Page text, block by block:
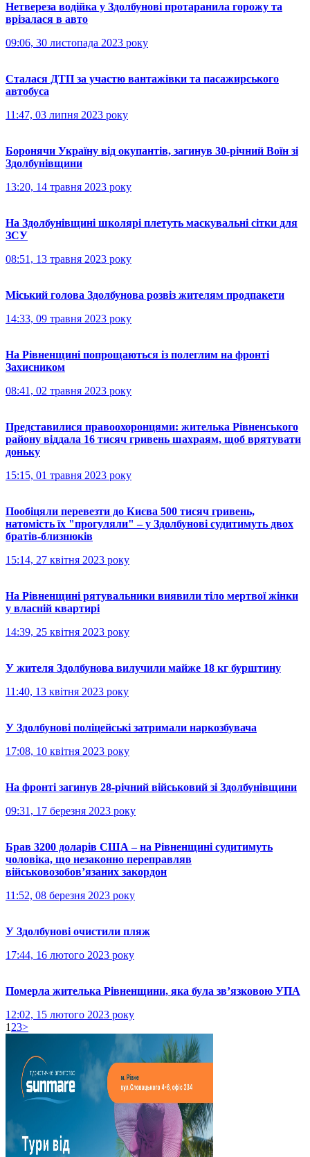
Нетвереза водійка у Здолбунові протаранила горожу та
врізалася в авто
09:06, 30 листопада 2023 року
Сталася ДТП за участю вантажівки та пасажирського
автобуса
11:47, 03 липня 2023 року
Боронячи Україну від окупантів, загинув 30-річний Воїн зі
Здолбунівщини
13:20, 14 травня 2023 року
На Здолбунівщині школярі плетуть маскувальні сітки для
ЗСУ
08:51, 13 травня 2023 року
Міський голова Здолбунова розвіз жителям продпакети
14:33, 09 травня 2023 року
На Рівненщині попрощаються із полеглим на фронті
Захисником
08:41, 02 травня 2023 року
Представилися правоохоронцями: жителька Рівненського
району віддала 16 тисяч гривень шахраям, щоб врятувати
доньку
15:15, 01 травня 2023 року
Пообіцяли перевезти до Києва 500 тисяч гривень,
натомість їх "прогуляли" – у Здолбунові судитимуть двох
братів-близнюків
15:14, 27 квітня 2023 року
На Рівненщині рятувальники виявили тіло мертвої жінки
у власній квартирі
14:39, 25 квітня 2023 року
У жителя Здолбунова вилучили майже 18 кг бурштину
11:40, 13 квітня 2023 року
У Здолбунові поліцейські затримали наркозбувача
17:08, 10 квітня 2023 року
На фронті загинув 28-річний військовий зі Здолбунівщини
09:31, 17 березня 2023 року
Брав 3200 доларів США – на Рівненщині судитимуть
чоловіка, що незаконно переправляв
військовозобов’язаних закордон
11:52, 08 березня 2023 року
У Здолбунові очистили пляж
17:44, 16 лютого 2023 року
Померла жителька Рівненщини, яка була зв’язковою УПА
12:02, 15 лютого 2023 року
1 23>